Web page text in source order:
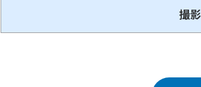
撮